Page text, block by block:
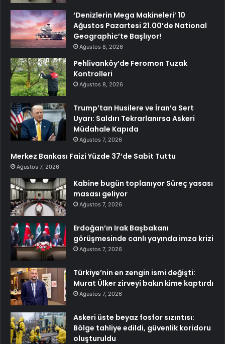
‘Denizlerin Mega Makineleri’ 10
Ağustos Pazartesi 21.00’de National
Geographic’te Başlıyor!
Ağustos 8, 2026
Pehlivanköy’de Feromon Tuzak
Kontrolleri
Ağustos 8, 2026
Trump’tan Husilere ve İran’a Sert
Uyarı: Saldırı Tekrarlanırsa Askeri
Müdahale Kapıda
Ağustos 7, 2026
Merkez Bankası Faizi Yüzde 37’de Sabit Tuttu
Ağustos 7, 2026
Kabine bugün toplanıyor Süreç yasası
masası geliyor
Ağustos 7, 2026
Erdoğan’ın Irak Başbakanı
görüşmesinde canlı yayında imza krizi
Ağustos 7, 2026
Türkiye’nin en zengin ismi değişti:
Murat Ülker zirveyi bakın kime kaptırdı
Ağustos 7, 2026
Askeri üste beyaz fosfor sızıntısı:
Bölge tahliye edildi, güvenlik koridoru
oluşturuldu